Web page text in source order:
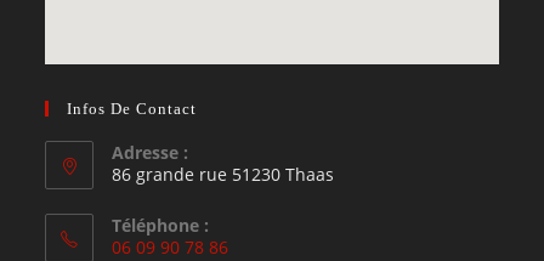
Infos De Contact
Adresse :
86 grande rue 51230 Thaas
Téléphone :
06 09 90 78 86